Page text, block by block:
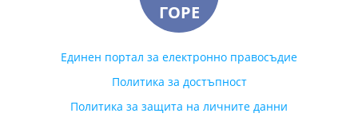
ГОРЕ
Единен портал за електронно правосъдие
Политика за достъпност
Политика за защита на личните данни